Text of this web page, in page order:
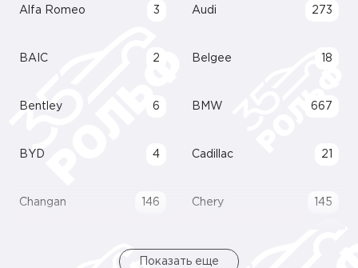
Alfa Romeo 3 Audi 273
BAIC 2 Belgee 18
Bentley 6 BMW 667
BYD 4 Cadillac 21
Changan 146 Chery 145
Показать еще